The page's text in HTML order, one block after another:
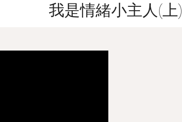
我是情緒小主人(上)